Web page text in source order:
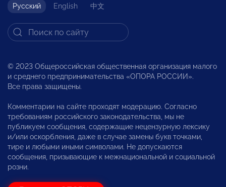
Русский English 中文
© 2023 Общероссийская общественная организация малого
и среднего предпринимательства «ОПОРА РОССИИ».
Все права защищены.
Комментарии на сайте проходят модерацию. Согласно
требованиям российского законодательства, мы не
публикуем сообщения, содержащие нецензурную лексику
и/или оскорбления, даже в случае замены букв точками,
тире и любыми иными символами. Не допускаются
сообщения, призывающие к межнациональной и социальной
розни.